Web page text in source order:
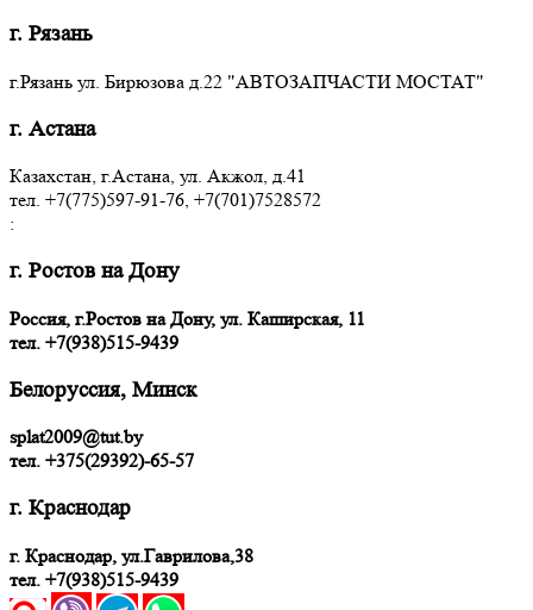
г. Рязань
г.Рязань ул. Бирюзова д.22 "АВТОЗАПЧАСТИ МОСТАТ"
г. Астана
Казахстан, г.Астана, ул. Акжол, д.41
тел. +7(775)597-91-76, +7(701)7528572
:
г. Ростов на Дону
Россия, г.Ростов на Дону, ул. Каширская, 11
тел. +7(938)515-9439
Белоруссия, Минск
splat2009@tut.by
тел. +375(29392)-65-57
г. Краснодар
г. Краснодар, ул.Гаврилова,38
тел. +7(938)515-9439